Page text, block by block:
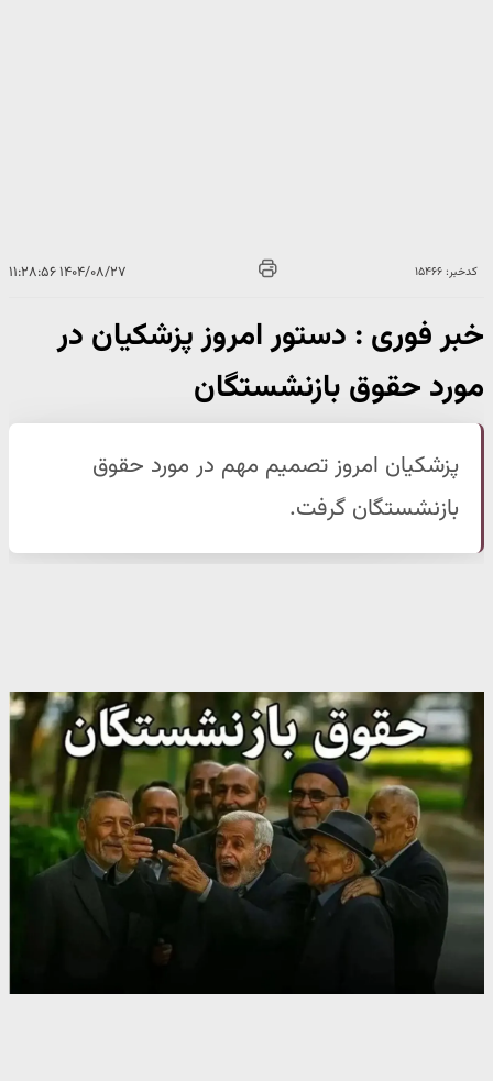
کدخبر: ۱۵۴۶۶ ۱۴۰۴/۰۸/۲۷ ۱۱:۲۸:۵۶
خبر فوری : دستور امروز پزشکیان در
مورد حقوق بازنشستگان
پزشکیان امروز تصمیم مهم در مورد حقوق
بازنشستگان گرفت.